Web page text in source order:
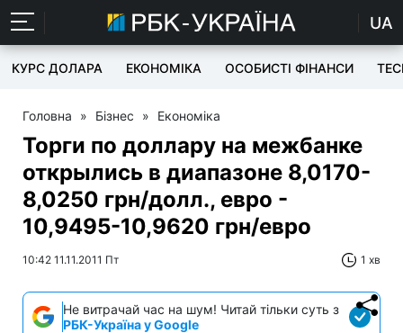
UA
КУРС ДОЛАРА ЕКОНОМІКА ОСОБИСТІ ФІНАНСИ
Головна » Бізнес » Економіка
Торги по доллару на межбанке
открылись в диапазоне 8,0170-
8,0250 грн/долл., евро -
10,9495-10,9620 грн/евро
10:42 11.11.2011 Пт 1 хв
Не витрачай час на шум! Читай тільки суть з
РБК-Україна у Google